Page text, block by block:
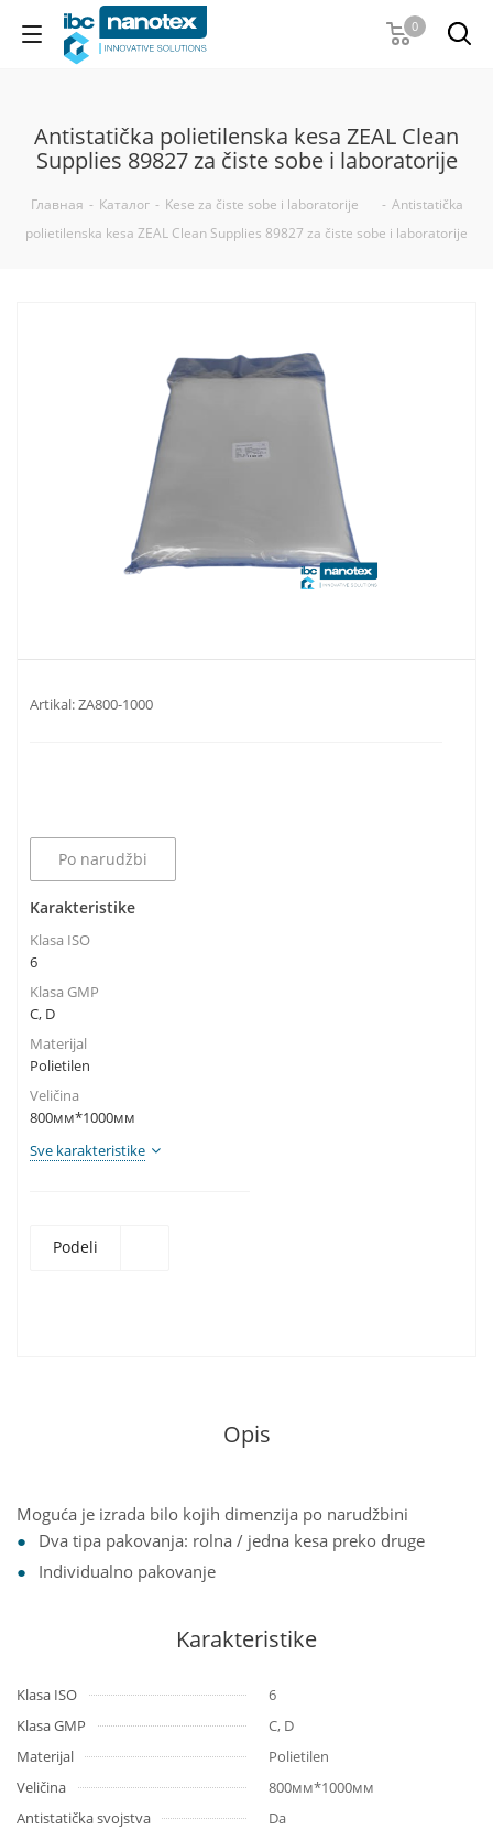
0
Antistatička polietilenska kesa ZEAL Clean
Supplies 89827 za čiste sobe i laboratorije
Главная - Каталог - Kese za čiste sobe i laboratorije - Antistatička
polietilenska kesa ZEAL Clean Supplies 89827 za čiste sobe i laboratorije
Artikal:ZA800-1000
Po narudžbi
Karakteristike
Klasa ISO
6
Klasa GMP
C, D
Materijal
Polietilen
Veličina
800мм*1000мм
Sve karakteristike
Podeli
Opis
Moguća je izrada bilo kojih dimenzija po narudžbini
Dva tipa pakovanja: rolna / jedna kesa preko druge
Individualno pakovanje
Karakteristike
Klasa ISO
6
Klasa GMP
C, D
Materijal
Polietilen
Veličina
800мм*1000мм
Antistatička svojstva
Da